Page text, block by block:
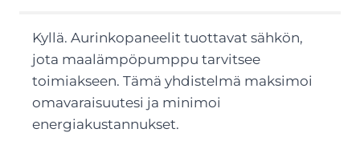
Kyllä. Aurinkopaneelit tuottavat sähkön,
jota maalämpöpumppu tarvitsee
toimiakseen. Tämä yhdistelmä maksimoi
omavaraisuutesi ja minimoi
energiakustannukset.